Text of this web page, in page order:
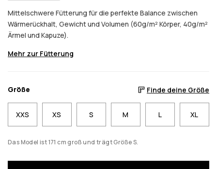
Mittelschwere Fütterung für die perfekte Balance zwischen
Wärmerückhalt, Gewicht und Volumen (60g/m² Körper, 40g/m²
Ärmel und Kapuze).
Mehr zur Fütterung
Größe Finde deine Größe
XXS XS S M L XL
Das Model ist 171 cm groß und trägt Größe S.